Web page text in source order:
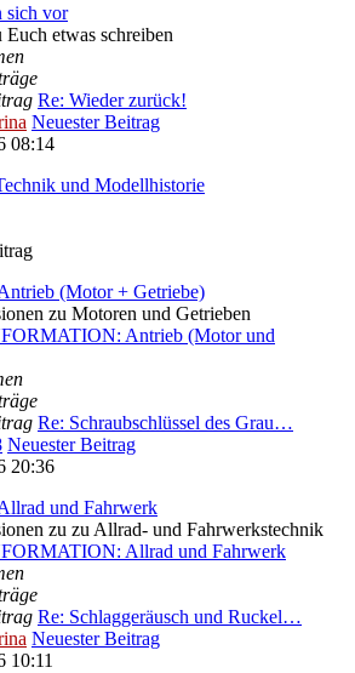
sich vor
etwas schreiben
Re: Wieder zurück!
Neuester Beitrag
08:14
und Modellhistorie
(Motor + Getriebe)
zu Motoren und Getrieben
Antrieb (Motor und
Re: Schraubschlüssel des Grau…
Neuester Beitrag
20:36
und Fahrwerk
zu zu Allrad- und Fahrwerkstechnik
Allrad und Fahrwerk
Re: Schlaggeräusch und Ruckel…
Neuester Beitrag
10:11